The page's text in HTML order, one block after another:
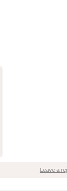
Leave a